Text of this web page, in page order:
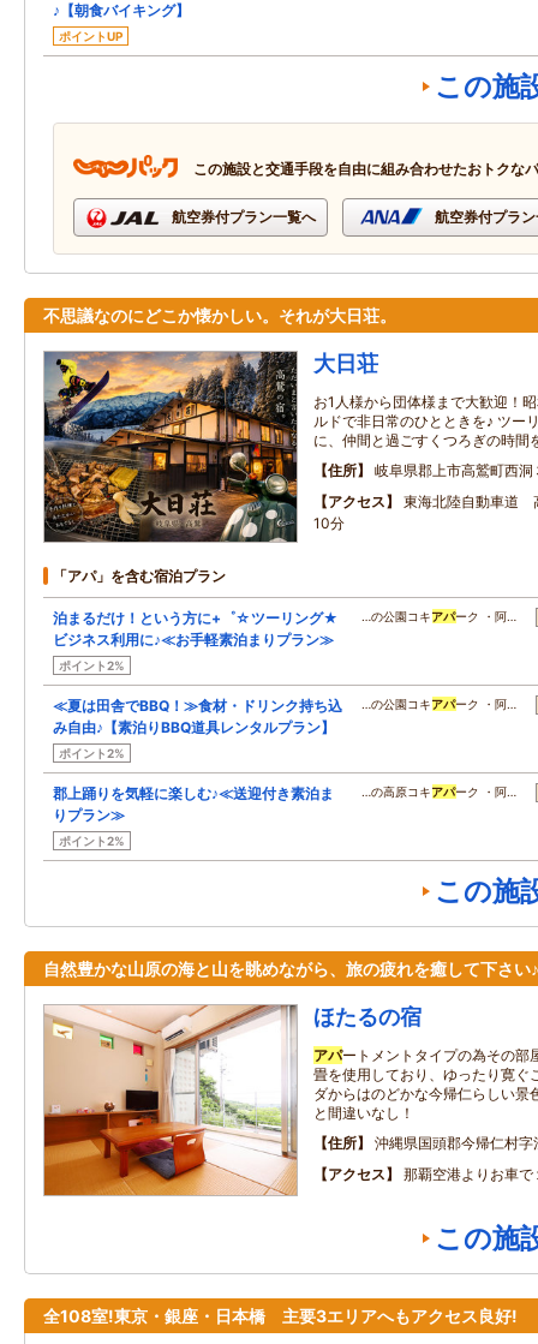
♪【朝食バイキング】
ポイントUP
この施
この施設と交通手段を自由に組み合わせたおトクな
航空券付プラン一覧へ 航空券付プラ
不思議なのにどこか懐かしい。それが大日荘。
大日荘
お1人様から団体様まで大歓迎！
ルドで非日常のひとときを♪ ツー
に、仲間と過ごすくつろぎの時間
住所
岐阜県郡上市高鷲町西
アクセス
東海北陸自動車道
10分
「アパ」を含む宿泊プラン
泊まるだけ！という方に+゜☆ツーリング★
ビジネス利用に♪≪お手軽素泊まりプラン≫
ポイント2%
…の公園コキアパーク ・阿…
≪夏は田舎でBBQ！≫食材・ドリンク持ち込
み自由♪【素泊りBBQ道具レンタルプラン】
ポイント2%
…の公園コキアパーク ・阿…
郡上踊りを気軽に楽しむ♪≪送迎付き素泊ま
りプラン≫
ポイント2%
…の高原コキアパーク ・阿…
この施
自然豊かな山原の海と山を眺めながら、旅の疲れを癒して下さい♪
ほたるの宿
アパートメントタイプの為その部
畳を使用しており、ゆったり寛ぐ
ダからはのどかな今帰仁らしい景
と間違いなし！
住所
沖縄県国頭郡今帰仁村字
アクセス
那覇空港よりお車で
この施
全108室!東京・銀座・日本橋 主要3エリアへもアクセス良好!